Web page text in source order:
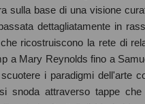
sulla base di una visione
dettagliatamente in
ricostruiscono la rete di
a Mary Reynolds fino a
i paradigmi dell'arte
snoda attraverso tappe